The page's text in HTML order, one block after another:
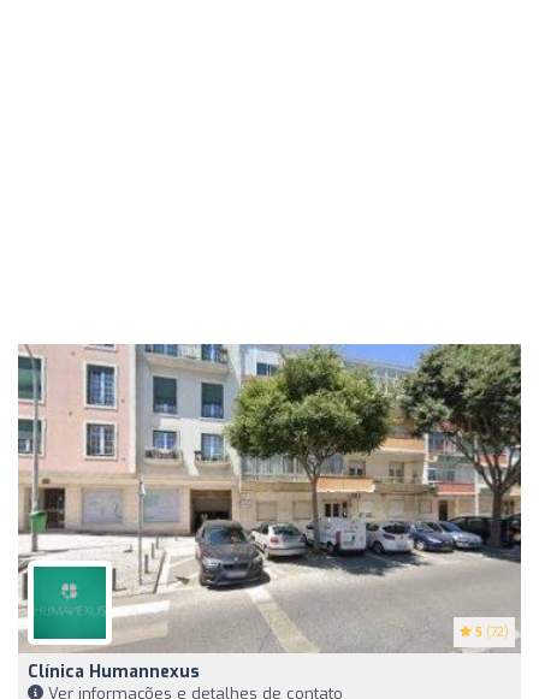
5 (72)
Clínica Humannexus
Ver informações e detalhes de contato